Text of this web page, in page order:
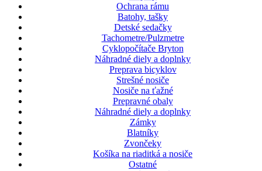
Ochrana rámu
Batohy, tašky
Detské sedačky
Tachometre/Pulzmetre
Cyklopočítače Bryton
Náhradné diely a doplnky
Preprava bicyklov
Strešné nosiče
Nosiče na ťažné
Prepravné obaly
Náhradné diely a doplnky
Zámky
Blatníky
Zvončeky
Košíka na riaditká a nosiče
Ostatné